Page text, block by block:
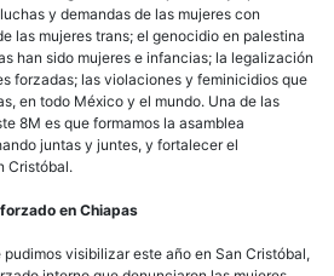
y demandas de las mujeres con
las mujeres trans; el genocidio en palestina
han sido mujeres e infancias; la legalización
forzadas; las violaciones y feminicidios que
en todo México y el mundo. Una de las
8M es que formamos la asamblea
juntas y juntes, y fortalecer el
Cristóbal.
en Chiapas
visibilizar este año en San Cristóbal,